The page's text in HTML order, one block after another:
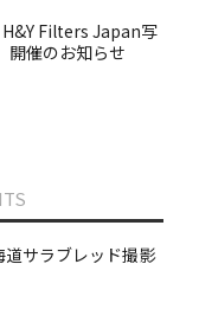
Filters Japan写
開催のお知らせ
サラブレッド撮影